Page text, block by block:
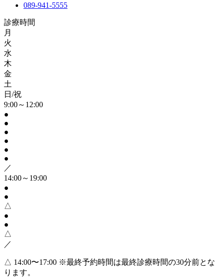
089-941-5555
診療時間
月
火
水
木
金
土
日/祝
9:00～12:00
●
●
●
●
●
●
／
14:00～19:00
●
●
△
●
●
△
／
△ 14:00〜17:00 ※最終予約時間は最終診療時間の30分前とな
ります。